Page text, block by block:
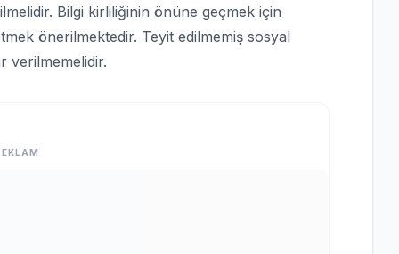
Bilgi kirliliğinin önüne geçmek için
önerilmektedir. Teyit edilmemiş sosyal
verilmemelidir.